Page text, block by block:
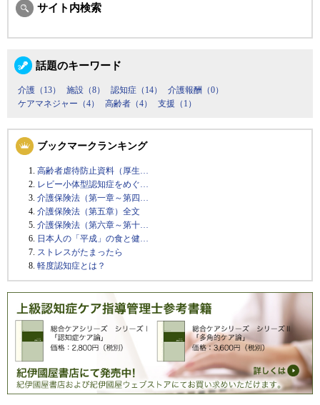
サイト内検索
話題のキーワード
介護（13） 施設（8） 認知症（14）
介護報酬（0）
ケアマネジャー（4）
高齢者（4） 支援（1）
ブックマークランキング
高齢者虐待防止資料（厚生…
レビー小体型認知症をめぐ…
介護保険法（第一章～第四…
介護保険法（第五章）全文
介護保険法（第六章～第十…
日本人の「平成」の食と健…
ストレスがたまったら
軽度認知症とは？